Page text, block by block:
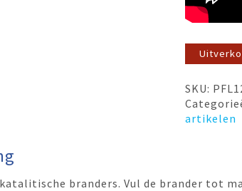
SKU:
artikelen
branders. Vul de brander tot